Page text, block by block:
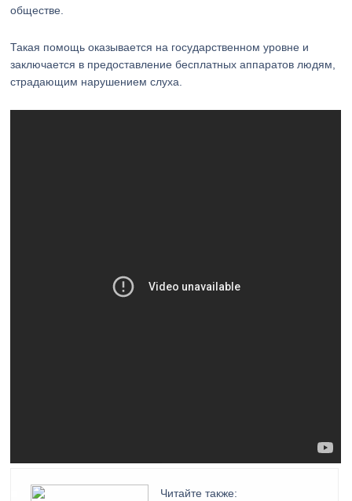
обществе.
Такая помощь оказывается на государственном уровне и
заключается в предоставление бесплатных аппаратов людям,
страдающим нарушением слуха.
Читайте также: